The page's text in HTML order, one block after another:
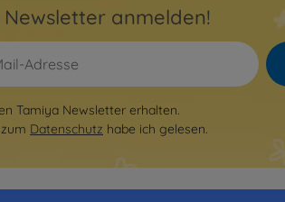
Newsletter anmelden!
Tamiya Newsletter erhalten.
Datenschutz habe ich gelesen.